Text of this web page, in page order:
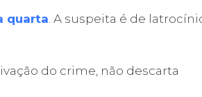
quarta. A suspeita é de
do crime, não descarta